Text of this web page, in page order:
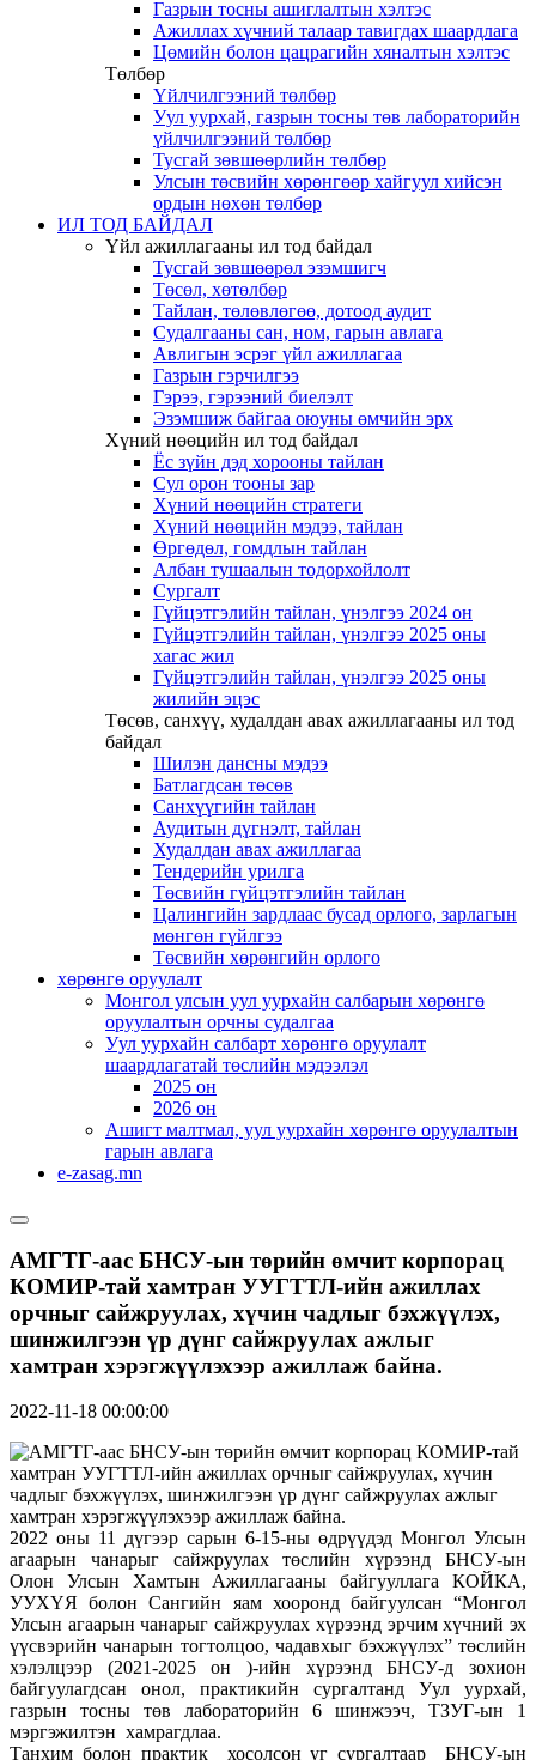
Газрын тосны ашиглалтын хэлтэс
Ажиллах хүчний талаар тавигдах шаардлага
Цөмийн болон цацрагийн хяналтын хэлтэс
Төлбөр
Үйлчилгээний төлбөр
Уул уурхай, газрын тосны төв лабораторийн
үйлчилгээний төлбөр
Тусгай зөвшөөрлийн төлбөр
Улсын төсвийн хөрөнгөөр хайгуул хийсэн
ордын нөхөн төлбөр
ИЛ ТОД БАЙДАЛ
Үйл ажиллагааны ил тод байдал
Тусгай зөвшөөрөл эзэмшигч
Төсөл, хөтөлбөр
Тайлан, төлөвлөгөө, дотоод аудит
Судалгааны сан, ном, гарын авлага
Авлигын эсрэг үйл ажиллагаа
Газрын гэрчилгээ
Гэрээ, гэрээний биелэлт
Эзэмшиж байгаа оюуны өмчийн эрх
Хүний нөөцийн ил тод байдал
Ёс зүйн дэд хорооны тайлан
Сул орон тооны зар
Хүний нөөцийн стратеги
Хүний нөөцийн мэдээ, тайлан
Өргөдөл, гомдлын тайлан
Албан тушаалын тодорхойлолт
Сургалт
Гүйцэтгэлийн тайлан, үнэлгээ 2024 он
Гүйцэтгэлийн тайлан, үнэлгээ 2025 оны
хагас жил
Гүйцэтгэлийн тайлан, үнэлгээ 2025 оны
жилийн эцэс
Төсөв, санхүү, худалдан авах ажиллагааны ил тод
байдал
Шилэн дансны мэдээ
Батлагдсан төсөв
Санхүүгийн тайлан
Аудитын дүгнэлт, тайлан
Худалдан авах ажиллагаа
Тендерийн урилга
Төсвийн гүйцэтгэлийн тайлан
Цалингийн зардлаас бусад орлого, зарлагын
мөнгөн гүйлгээ
Төсвийн хөрөнгийн орлого
хөрөнгө оруулалт
Монгол улсын уул уурхайн салбарын хөрөнгө
оруулалтын орчны судалгаа
Уул уурхайн салбарт хөрөнгө оруулалт
шаардлагатай төслийн мэдээлэл
2025 он
2026 он
Ашигт малтмал, уул уурхайн хөрөнгө оруулалтын
гарын авлага
e-zasag.mn
АМГТГ-аас БНСУ-ын төрийн өмчит корпорац
КОМИР-тай хамтран УУГТТЛ-ийн ажиллах
орчныг сайжруулах, хүчин чадлыг бэхжүүлэх,
шинжилгээн үр дүнг сайжруулах ажлыг
хамтран хэрэгжүүлэхээр ажиллаж байна.
2022-11-18 00:00:00
2022 оны 11 дүгээр сарын 6-15-ны өдрүүдэд Монгол Улсын
агаарын чанарыг сайжруулах төслийн хүрээнд БНСУ-ын
Олон Улсын Хамтын Ажиллагааны байгууллага КОЙКА,
УУХҮЯ болон Сангийн яам хооронд байгуулсан “Монгол
Улсын агаарын чанарыг сайжруулах хүрээнд эрчим хүчний эх
үүсвэрийн чанарын тогтолцоо, чадавхыг бэхжүүлэх” төслийн
хэлэлцээр (2021-2025 он )-ийн хүрээнд БНСУ-д зохион
байгуулагдсан онол, практикийн сургалтанд Уул уурхай,
газрын тосны төв лабораторийн 6 шинжээч, ТЗУГ-ын 1
мэргэжилтэн хамрагдлаа.
Танхим болон практик хосолсон уг сургалтаар БНСУ-ын